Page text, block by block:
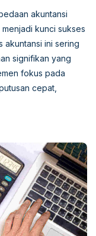
akuntansi
kunci sukses
akuntansi ini sering
signifikan yang
fokus pada
cepat,